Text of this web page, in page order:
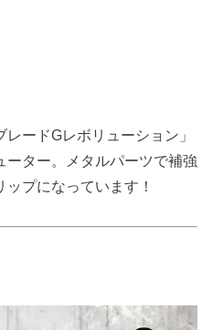
ードGレボリューション」
ーター。メタルパーツで補強
プになっています！